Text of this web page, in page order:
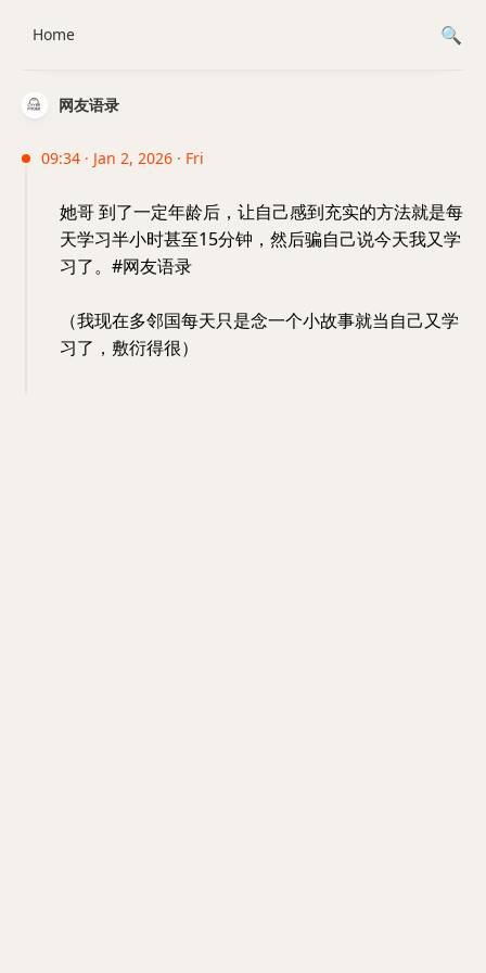
网友语录
09:34 · Jan 2, 2026 · Fri
她哥 到了一定年龄后，让自己感到充实的方法就是每
天学习半小时甚至15分钟，然后骗自己说今天我又学
习了。#网友语录
（我现在多邻国每天只是念一个小故事就当自己又学
习了，敷衍得很）
Home